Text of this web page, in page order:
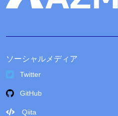
ソーシャルメディア
Twitter
GitHub
Qiita